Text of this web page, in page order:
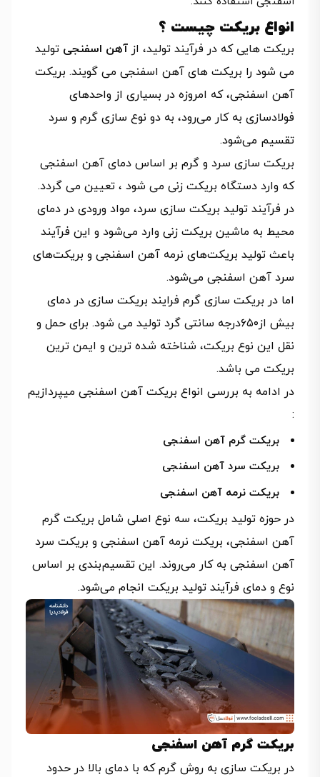
انواع بریکت چیست ؟
بریکت هایی که در فرآیند تولید، از آهن اسفنجی تولید
می شود را بریکت های آهن اسفنجی می گویند. بریکت
آهن اسفنجی، که امروزه در بسیاری از واحدهای
فولادسازی به کار می‌رود، به دو نوع سازی گرم و سرد
تقسیم می‌شود.
بریکت سازی سرد و گرم بر اساس دمای آهن اسفنجی
که وارد دستگاه بریکت زنی می شود ، تعیین می گردد.
در فرآیند تولید بریکت سازی سرد، مواد ورودی در دمای
محیط به ماشین بریکت زنی وارد می‌شود و این فرآیند
باعث تولید بریکت‌های نرمه آهن اسفنجی و بریکت‌های
سرد آهن اسفنجی می‌شود.
اما در بریکت سازی گرم فرایند بریکت سازی در دمای
بیش از۶۵۰درجه سانتی گرد تولید می شود. برای حمل و
نقل این نوع بریکت، شناخته شده ترین و ایمن ترین
بریکت می باشد.
در ادامه به بررسی انواع بریکت آهن اسفنجی میپردازیم
:
بریکت گرم آهن اسفنجی
بریکت سرد آهن اسفنجی
بریکت نرمه آهن اسفنجی
در حوزه تولید بریکت، سه نوع اصلی شامل بریکت گرم
آهن اسفنجی، بریکت نرمه آهن اسفنجی و بریکت سرد
آهن اسفنجی به کار می‌روند. این تقسیم‌بندی بر اساس
نوع و دمای فرآیند تولید بریکت انجام می‌شود.
بریکت گرم آهن اسفنجی
در بریکت سازی به روش گرم که با دمای بالا در حدود